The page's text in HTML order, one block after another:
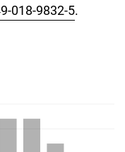
018-9832-5.